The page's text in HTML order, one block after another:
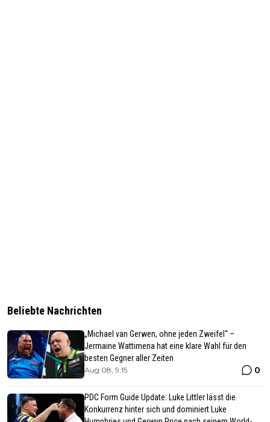
Beliebte Nachrichten
„Michael van Gerwen, ohne jeden Zweifel“ –
Jermaine Wattimena hat eine klare Wahl für den
besten Gegner aller Zeiten
Aug 08, 9:15 0
PDC Form Guide Update: Luke Littler lässt die
Konkurrenz hinter sich und dominiert Luke